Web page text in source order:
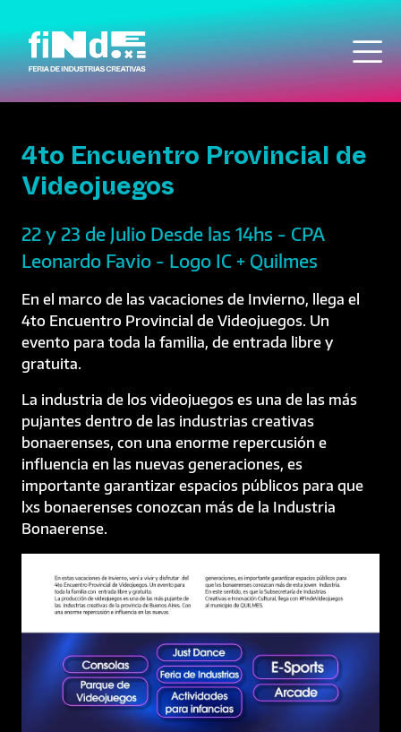
4to Encuentro Provincial de
Videojuegos
22 y 23 de Julio Desde las 14hs - CPA
Leonardo Favio - Logo IC + Quilmes
En el marco de las vacaciones de Invierno, llega el
4to Encuentro Provincial de Videojuegos. Un
evento para toda la familia, de entrada libre y
gratuita.
La industria de los videojuegos es una de las más
pujantes dentro de las industrias creativas
bonaerenses, con una enorme repercusión e
influencia en las nuevas generaciones, es
importante garantizar espacios públicos para que
lxs bonaerenses conozcan más de la Industria
Bonaerense.